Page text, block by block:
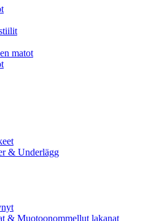
matot
& Underlägg
& Muotoonommellut lakanat